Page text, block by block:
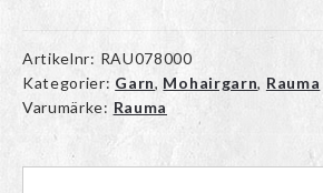
Artikelnr: RAU078000
Kategorier: Garn, Mohairgarn, Rauma
Varumärke: Rauma